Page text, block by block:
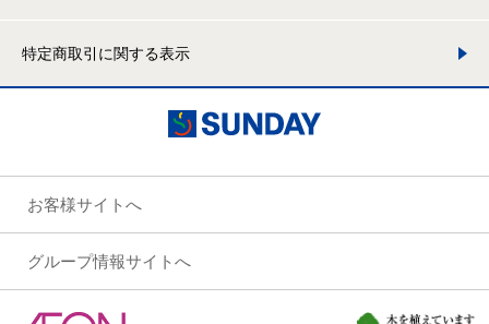
特定商取引に関する表示
お客様サイトへ
グループ情報サイトへ